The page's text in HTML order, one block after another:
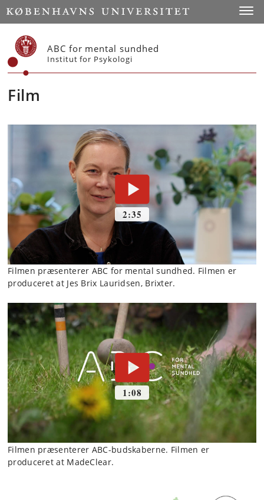
Start
ABC for mental sundhed
Institut for Psykologi
Film
Filmen præsenterer ABC for mental sundhed. Filmen er
produceret at Jes Brix Lauridsen, Brixter.
Filmen præsenterer ABC-budskaberne. Filmen er
produceret at MadeClear.